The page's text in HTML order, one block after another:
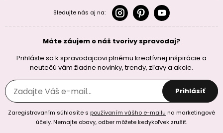
Sledujte nás aj na:
Máte záujem o náš tvorivy spravodaj?
Prihláste sa k spravodajcovi plnému kreatívnej inšpirácie a
neutečú vám žiadne novinky, trendy, zľavy a akcie.
Prihlásiť
Zaregistrovaním súhlasíte s používaním vášho e-mailu na marketingové
účely. Nemajte obavy, odber môžete kedykoľvek zrušiť.